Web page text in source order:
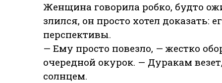
Женщина говорила робко, будто
злился, он просто хотел доказать:
перспективы.
— Ему просто повезло, — жестко
очередной окурок. — Дуракам
солнцем.